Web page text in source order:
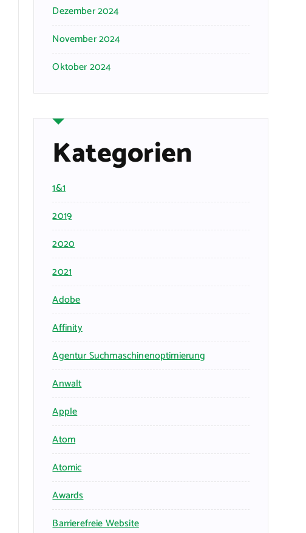
Dezember 2024
November 2024
Oktober 2024
Kategorien
1&1
2019
2020
2021
Adobe
Affinity
Agentur Suchmaschinenoptimierung
Anwalt
Apple
Atom
Atomic
Awards
Barrierefreie Website